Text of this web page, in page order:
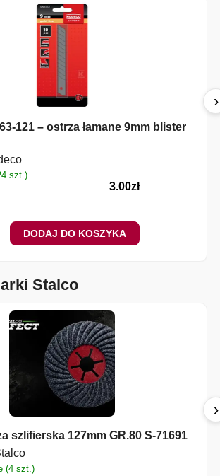
121 – ostrza łamane 9mm blister
szt.)
3.00zł
DODAJ DO KOSZYKA
›
Stalco
szlifierska 127mm GR.80 S-71691
(4 szt.)
›